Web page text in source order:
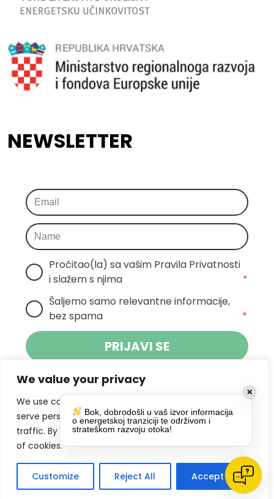
We value your privacy
We use cookies to enhance your browsing experience,
serve personalized ads or content, and analyze our
traffic. By clicking "Accept All", you consent to our use
of cookies.
Customize Reject All Accept All
NEWSLETTER
Pročitao(la) sa vašim Pravila Privatnosti
i slažem s njima
*
Šaljemo samo relevantne informacije,
bez spama
*
PRIJAVI SE
Klikom na gumb dajete suglasnost za
primanje novosti Pokreta Otoka te se
slažete spolitikom privatnosti.
DRUŠTVENE MREŽE
✕
Bok, dobrodošli u vaš izvor informacija
o energetskoj tranziciji te održivom i
strateškom razvoju otoka!